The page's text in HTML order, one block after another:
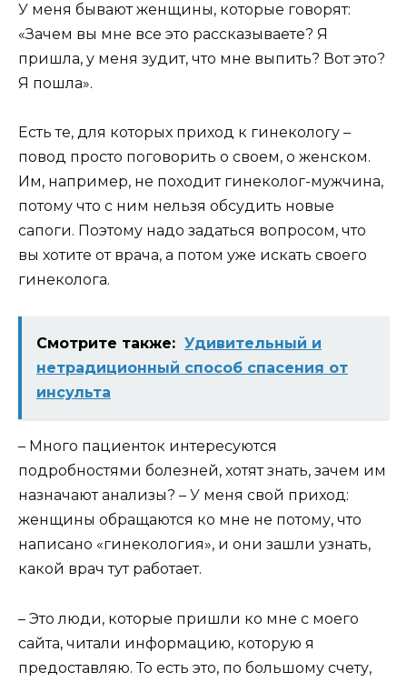
У меня бывают женщины, которые говорят:
«Зачем вы мне все это рассказываете? Я
пришла, у меня зудит, что мне выпить? Вот это?
Я пошла».
Есть те, для которых приход к гинекологу –
повод просто поговорить о своем, о женском.
Им, например, не походит гинеколог-мужчина,
потому что с ним нельзя обсудить новые
сапоги. Поэтому надо задаться вопросом, что
вы хотите от врача, а потом уже искать своего
гинеколога.
Смотрите также: Удивительный и
нетрадиционный способ спасения от
инсульта
– Много пациенток интересуются
подробностями болезней, хотят знать, зачем им
назначают анализы? – У меня свой приход:
женщины обращаются ко мне не потому, что
написано «гинекология», и они зашли узнать,
какой врач тут работает.
– Это люди, которые пришли ко мне с моего
сайта, читали информацию, которую я
предоставляю. То есть это, по большому счету,